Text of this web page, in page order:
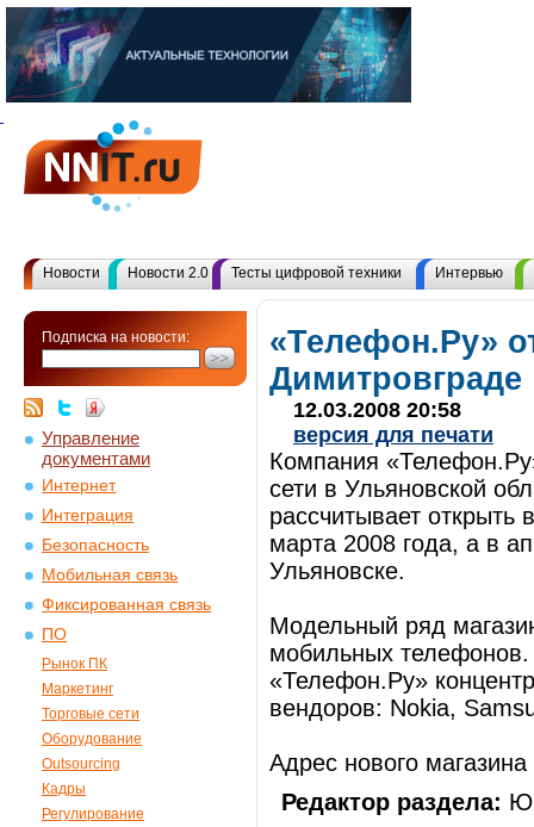
Новости Новости 2.0 Тесты цифровой техники Интервью
Подписка на новости:
Управление
документами
Интернет
Интеграция
Безопасность
Мобильная связь
Фиксированная связь
ПО
Рынок ПК
Маркетинг
Торговые сети
Оборудование
Outsourcing
Кадры
Регулирование
«Телефон.Ру»
Димитровграде
12.03.2008 20:58
версия для печати
Компания
сети в Ульяновской
рассчитывает открыть
марта 2008 года, а в
Ульяновске.
Модельный ряд
мобильных телефонов.
«Телефон.Ру»
вендоров: Nokia,
Адрес нового
Редактор раздела: